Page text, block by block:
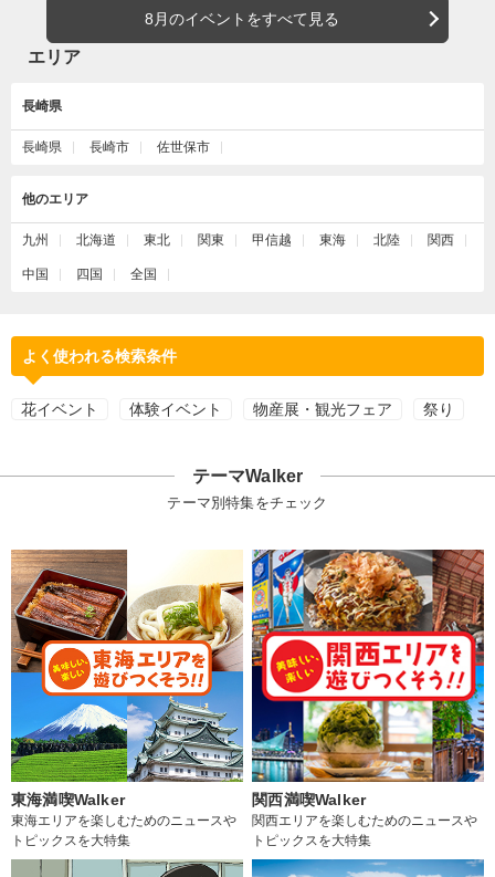
8月のイベントをすべて見る
エリア
長崎県
長崎県 長崎市 佐世保市
他のエリア
九州 北海道 東北 関東 甲信越 東海 北陸 関西
中国 四国 全国
よく使われる検索条件
花イベント 体験イベント 物産展・観光フェア 祭り
テーマWalker
テーマ別特集をチェック
東海満喫Walker
東海エリアを楽しむためのニュースや
トピックスを大特集
関西満喫Walker
関西エリアを楽しむためのニュースや
トピックスを大特集